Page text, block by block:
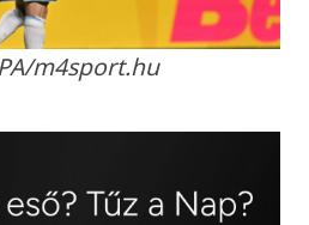
m4sport.hu